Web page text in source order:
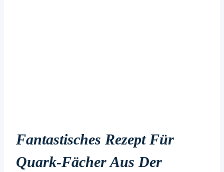
Fantastisches Rezept Für
Quark-Fächer Aus Der